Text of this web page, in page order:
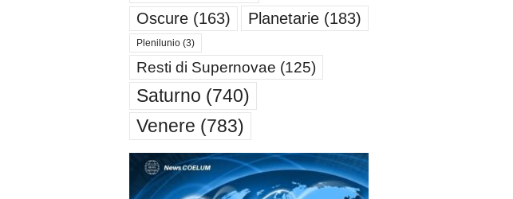
Oscure(163) Planetarie(183)
Plenilunio(3)
Resti di Supernovae (125)
Saturno (740)
Venere (783)